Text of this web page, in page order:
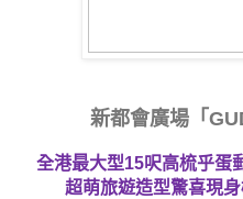
新都會廣場「
全港最大型15呎高梳乎蛋
超萌旅遊造型驚喜現